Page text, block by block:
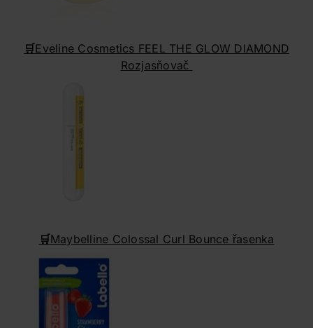
🛒Eveline Cosmetics FEEL THE GLOW DIAMOND
Rozjasňovač
🛒Maybelline Colossal Curl Bounce řasenka